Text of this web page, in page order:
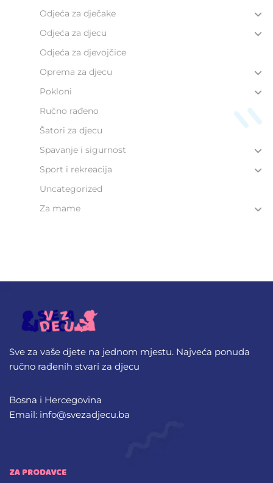
Odjeća za dječake
Odjeća za djecu
Odjeća za djevojčice
Oprema za djecu
Pokloni
Ručno rađeno
Šatori za djecu
Spavanje i sigurnost
Sport i rekreacija
Uncategorized
Za mame
Sve za vaše djete na jednom mjestu. Najveća ponuda
ručno rađenih stvari za djecu
Bosna i Hercegovina
Email: info@svezadjecu.ba
ZA PRODAVCE